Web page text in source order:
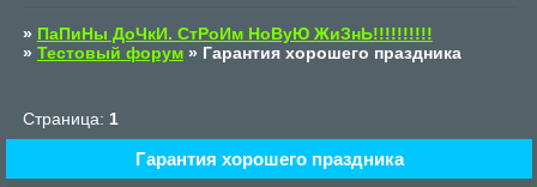
» ПаПиНы ДоЧкИ. СтРоИм НоВуЮ ЖиЗнЬ!!!!!!!!!!
» Тестовый форум » Гарантия хорошего праздника
Гарантия хорошего праздника
Страница: 1